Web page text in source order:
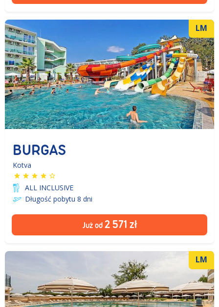
LM
BURGAS
Kotva
ALL INCLUSIVE
Długość pobytu 8 dni
Już od 2 571 zł
LM